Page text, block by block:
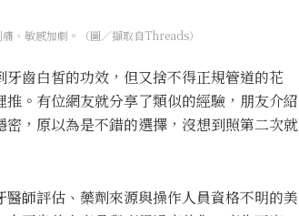
、敏感加劇。（圖／擷取自Threads）
齒白皙的功效，但又捨不得正規管道的花
。有位網友就分享了類似的經驗，朋友介紹
，原以為是不錯的選擇，沒想到照第二次就
師評估、藥劑來源與操作人員資格不明的美